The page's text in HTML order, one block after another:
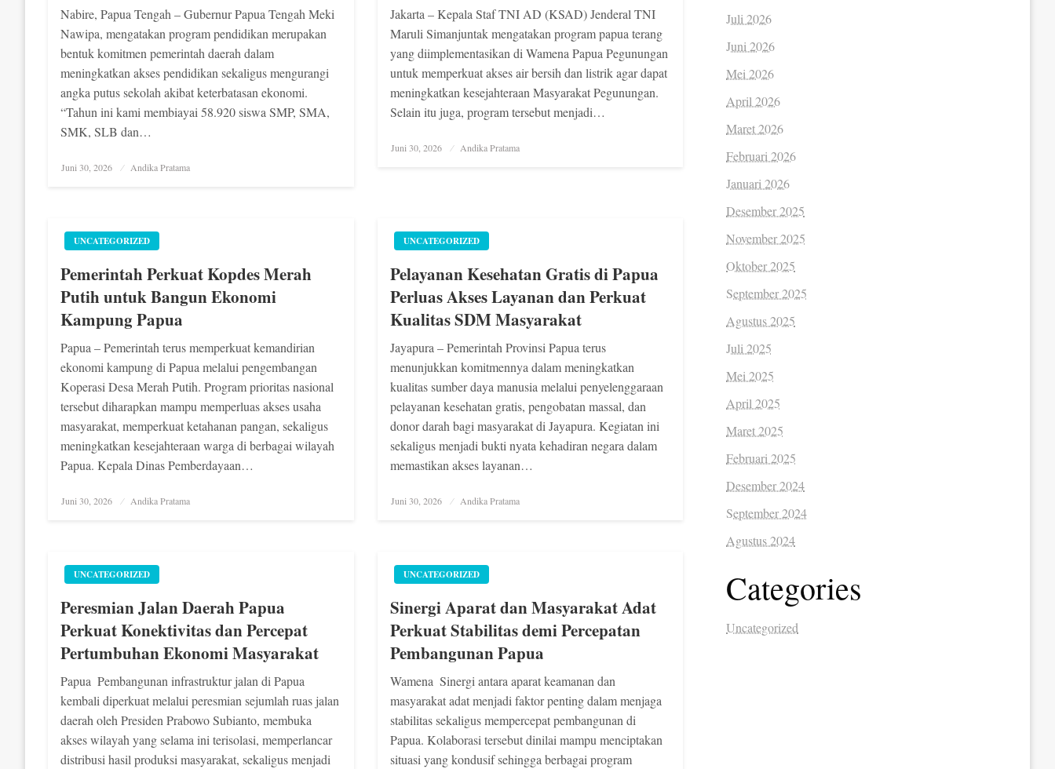
Nabire, Papua Tengah – Gubernur Papua Tengah Meki
Nawipa, mengatakan program pendidikan merupakan
bentuk komitmen pemerintah daerah dalam
meningkatkan akses pendidikan sekaligus mengurangi
angka putus sekolah akibat keterbatasan ekonomi.
“Tahun ini kami membiayai 58.920 siswa SMP, SMA,
SMK, SLB dan…
Posted
Juni 30, 2026 Andika Pratama
Jakarta – Kepala Staf TNI AD (KSAD) Jenderal TNI
Maruli Simanjuntak mengatakan program papua terang
yang diimplementasikan di Wamena Papua Pegunungan
untuk memperkuat akses air bersih dan listrik agar dapat
meningkatkan kesejahteraan Masyarakat Pegunungan.
Selain itu juga, program tersebut menjadi…
Posted
Juni 30, 2026 Andika Pratama
UNCATEGORIZED
Pemerintah Perkuat Kopdes Merah
Putih untuk Bangun Ekonomi
Kampung Papua
Papua – Pemerintah terus memperkuat kemandirian
ekonomi kampung di Papua melalui pengembangan
Koperasi Desa Merah Putih. Program prioritas nasional
tersebut diharapkan mampu memperluas akses usaha
masyarakat, memperkuat ketahanan pangan, sekaligus
meningkatkan kesejahteraan warga di berbagai wilayah
Papua. Kepala Dinas Pemberdayaan…
Posted
Juni 30, 2026 Andika Pratama
UNCATEGORIZED
Pelayanan Kesehatan Gratis di Papua
Perluas Akses Layanan dan Perkuat
Kualitas SDM Masyarakat
Jayapura – Pemerintah Provinsi Papua terus
menunjukkan komitmennya dalam meningkatkan
kualitas sumber daya manusia melalui penyelenggaraan
pelayanan kesehatan gratis, pengobatan massal, dan
donor darah bagi masyarakat di Jayapura. Kegiatan ini
sekaligus menjadi bukti nyata kehadiran negara dalam
memastikan akses layanan…
Posted
Juni 30, 2026 Andika Pratama
UNCATEGORIZED
Peresmian Jalan Daerah Papua
Perkuat Konektivitas dan Percepat
Pertumbuhan Ekonomi Masyarakat
Papua  Pembangunan infrastruktur jalan di Papua
kembali diperkuat melalui peresmian sejumlah ruas jalan
daerah oleh Presiden Prabowo Subianto, membuka
akses wilayah yang selama ini terisolasi, memperlancar
distribusi hasil produksi masyarakat, sekaligus menjadi
UNCATEGORIZED
Sinergi Aparat dan Masyarakat Adat
Perkuat Stabilitas demi Percepatan
Pembangunan Papua
Wamena  Sinergi antara aparat keamanan dan
masyarakat adat menjadi faktor penting dalam menjaga
stabilitas sekaligus mempercepat pembangunan di
Papua. Kolaborasi tersebut dinilai mampu menciptakan
situasi yang kondusif sehingga berbagai program
Juli 2026
Juni 2026
Mei 2026
April 2026
Maret 2026
Februari 2026
Januari 2026
Desember 2025
November 2025
Oktober 2025
September 2025
Agustus 2025
Juli 2025
Mei 2025
April 2025
Maret 2025
Februari 2025
Desember 2024
September 2024
Agustus 2024
Categories
Uncategorized